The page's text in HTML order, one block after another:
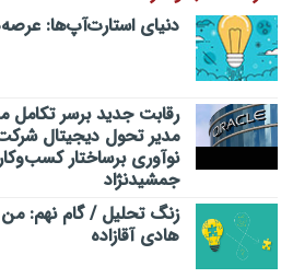
دنیای استارت‌آپ‌ها:
رقابت جدید برسر
مدیر تحول دیجیتال شرکت
نوآوری برساختار
جمشیدنژاد
زنگ تحلیل / گام نهم:
هادی آقازاده